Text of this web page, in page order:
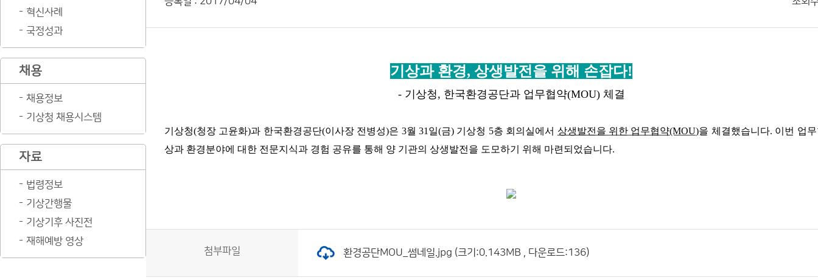
혁신사례
국정성과
채용
채용정보
기상청 채용시스템
자료
법령정보
기상간행물
기상기후 사진전
재해예방 영상
기상과 환경, 상생발전을 위해 손잡다!
- 기상청, 한국환경공단과 업무협약(MOU) 체결
기상청(청장 고윤화)과 한국환경공단(이사장 전병성)은 3월31 일(금) 기상청 5층 회의실에서 상생발전을 위한 업무협약(MOU)을 체결했습니다. 이번 업
상과 환경분야에 대한 전문지식과 경험 공유를 통해 양 기관의 상생발전을 도모하기 위해 마련되었습니다.
첨부파일 환경공단MOU_썸네일.jpg (크기:0.143MB , 다운로드:136)